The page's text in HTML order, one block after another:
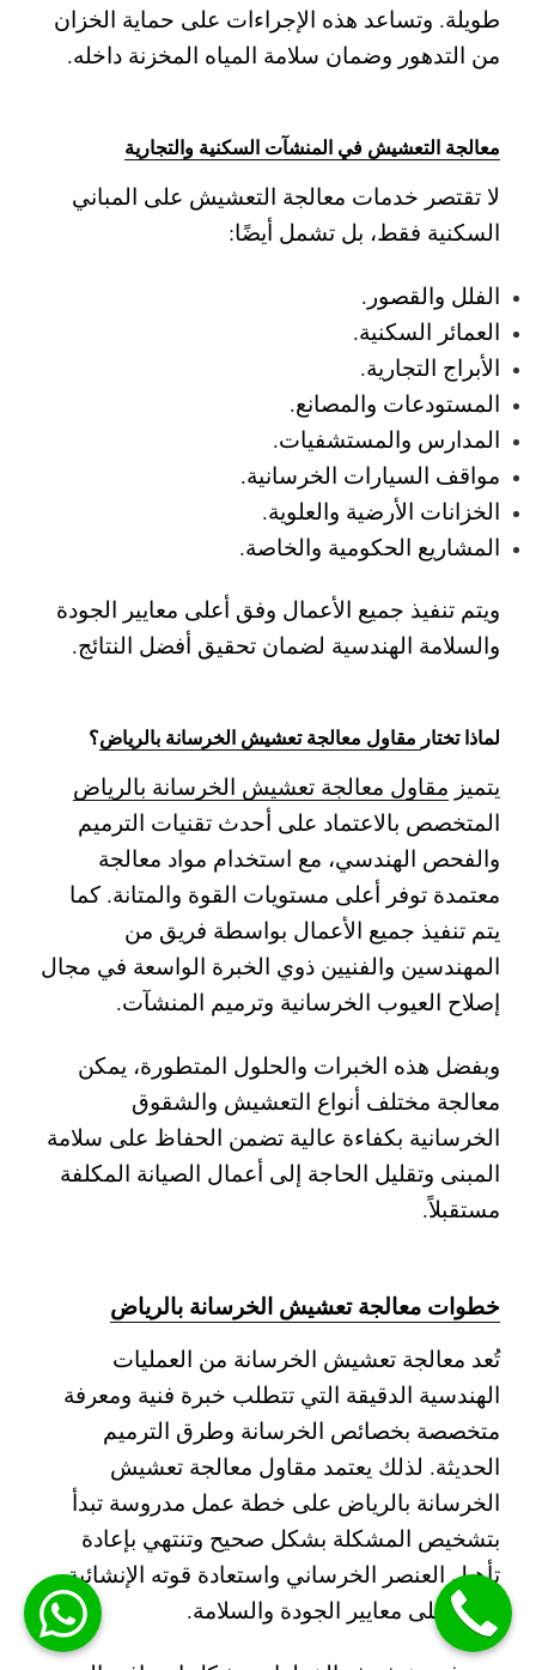
طويلة. وتساعد هذه الإجراءات على حماية الخزان
من التدهور وضمان سلامة المياه المخزنة داخله.
معالجة التعشيش في المنشآت السكنية والتجارية
لا تقتصر خدمات معالجة التعشيش على المباني
السكنية فقط، بل تشمل أيضًا:
الفلل والقصور.
العمائر السكنية.
الأبراج التجارية.
المستودعات والمصانع.
المدارس والمستشفيات.
مواقف السيارات الخرسانية.
الخزانات الأرضية والعلوية.
المشاريع الحكومية والخاصة.
ويتم تنفيذ جميع الأعمال وفق أعلى معايير الجودة
والسلامة الهندسية لضمان تحقيق أفضل النتائج.
لماذا تختار مقاول معالجة تعشيش الخرسانة بالرياض؟
يتميز مقاول معالجة تعشيش الخرسانة بالرياض
المتخصص بالاعتماد على أحدث تقنيات الترميم
والفحص الهندسي، مع استخدام مواد معالجة
معتمدة توفر أعلى مستويات القوة والمتانة. كما
يتم تنفيذ جميع الأعمال بواسطة فريق من
المهندسين والفنيين ذوي الخبرة الواسعة في مجال
إصلاح العيوب الخرسانية وترميم المنشآت.
وبفضل هذه الخبرات والحلول المتطورة، يمكن
معالجة مختلف أنواع التعشيش والشقوق
الخرسانية بكفاءة عالية تضمن الحفاظ على سلامة
المبنى وتقليل الحاجة إلى أعمال الصيانة المكلفة
مستقبلاً.
خطوات معالجة تعشيش الخرسانة بالرياض
تُعد معالجة تعشيش الخرسانة من العمليات
الهندسية الدقيقة التي تتطلب خبرة فنية ومعرفة
متخصصة بخصائص الخرسانة وطرق الترميم
الحديثة. لذلك يعتمد مقاول معالجة تعشيش
الخرسانة بالرياض على خطة عمل مدروسة تبدأ
بتشخيص المشكلة بشكل صحيح وتنتهي بإعادة
تأهيل العنصر الخرساني واستعادة قوته الإنشائية
وفق أعلى معايير الجودة والسلامة.